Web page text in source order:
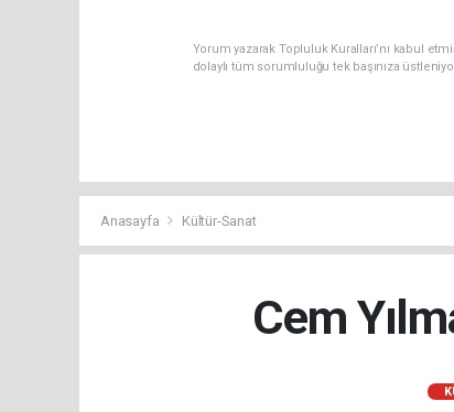
Yorum yazarak Topluluk Kuralları’nı kabul
dolaylı tüm sorumluluğu tek başınıza
Anasayfa Kültür-Sanat
Cem